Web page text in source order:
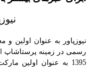
نیوزپاور به عنوان اولین و
1395 به عنوان